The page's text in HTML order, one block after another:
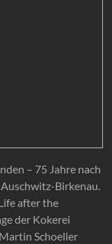
– 75 Jahre nach
Birkenau.
after the
der Kokerei
Schoeller